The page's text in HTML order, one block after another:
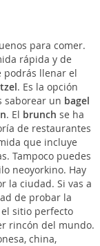
para comer.
rápida y de
podrás llenar el
. Es la opción
saborear un bagel
. El brunch se ha
de restaurantes
que incluye
Tampoco puedes
neoyorkino. Hay
la ciudad. Si vas a
de probar la
el sitio perfecto
rincón del mundo.
china,